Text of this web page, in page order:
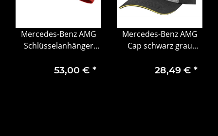
Mercedes-Benz AMG
Schlüsselanhänger
Edelstahl
53,00 € *
Mercedes-Benz AMG
Cap schwarz grau
Baumwolle
28,49 € *